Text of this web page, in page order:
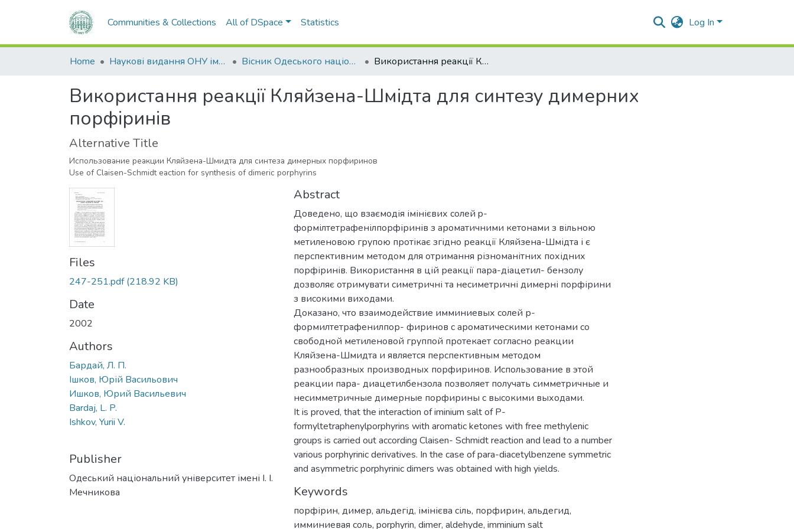
Communities & Collections All of DSpace Statistics Log In
Home Наукові видання ОНУ імені І. І. Мечникова Вісник Одеського національного університету. Хімія Використання реакції Кляйзена-Шмідта для синтезу димерних порфіринів
Використання реакції Кляйзена-Шмідта для синтезу димерних
порфіринів
Alternative Title
Использование реакции Кляйзена-Шмидта для синтеза димерных порфиринов
Use of Claisen-Schmidt eaction for synthesis of dimeric porphyrins
Files
247-251.pdf(218.92 KB)
Date
2002
Authors
Бардай, Л. П.
Ішков, Юрій Васильович
Ишков, Юрий Васильевич
Bardaj, L. P.
Ishkov, Yurii V.
Publisher
Одеський національний університет імені І. І.
Мечникова
Abstract
Доведено, що взаємодія імінієвих солей p-
формілтетрафенілпорфіринів з ароматичними кетонами з вільною
метиленовою групою протікає згідно реакції Кляйзена-Шмідта і є
перспективним методом для отримання різноманітних похідних
порфіринів. Використання в цій реакції пара-діацетил- бензолу
дозволяє отримувати симетричні та несиметричні димерні порфірини
з високими виходами.
Доказано, что взаимодействие имминиевых солей р-
формилтетрафенилпор- фиринов с ароматическими кетонами со
свободной метиленовой группой протекает согласно реакции
Кляйзена-Шмидта и является перспективным методом
разнообразных производных порфиринов. Использование в этой
реакции пара- диацетилбензола позволяет получать симметричные и
несимметричные димерные порфирины с высокими выходами.
It is proved, that the interaction of iminium salt of P-
formyltetraphenylporphyrins with aromatic ketones with free methylenic
groups is carried out according Claisen- Schmidt reaction and lead to a number
various porphyrinic derivatives. In the case of para-diacetylbenzene symmetric
and asymmetric porphyrinic dimers was obtained with high yields.
Keywords
порфірин, димер, альдегід, імінієва сіль, порфирин, альдегид,
имминиевая соль, porphyrin, dimer, aldehyde, imminium salt